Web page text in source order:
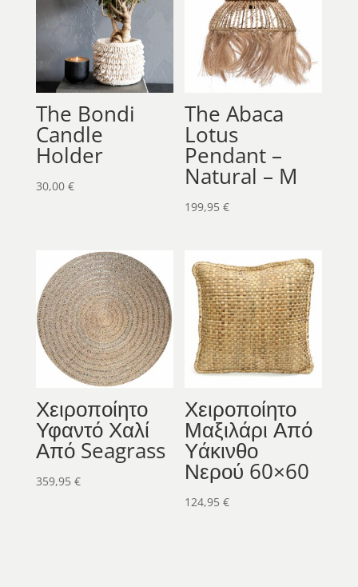
The Bondi
Candle
Holder
30,00 €
The Abaca
Lotus
Pendant –
Natural – M
199,95€
Χειροποίητο
Υφαντό Χαλί
Από Seagrass
359,95 €
Χειροποίητο
Μαξιλάρι Από
Υάκινθο
Νερού 60×60
124,95€